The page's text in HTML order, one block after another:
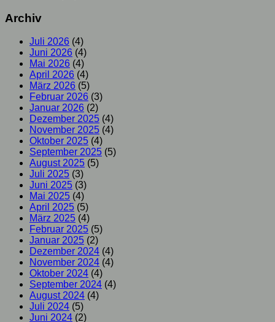
Archiv
Juli 2026 (4)
Juni 2026 (4)
Mai 2026 (4)
April 2026 (4)
März 2026 (5)
Februar 2026 (3)
Januar 2026 (2)
Dezember 2025 (4)
November 2025 (4)
Oktober 2025 (4)
September 2025 (5)
August 2025 (5)
Juli 2025 (3)
Juni 2025 (3)
Mai 2025 (4)
April 2025 (5)
März 2025 (4)
Februar 2025 (5)
Januar 2025 (2)
Dezember 2024 (4)
November 2024 (4)
Oktober 2024 (4)
September 2024 (4)
August 2024 (4)
Juli 2024 (5)
Juni 2024 (2)